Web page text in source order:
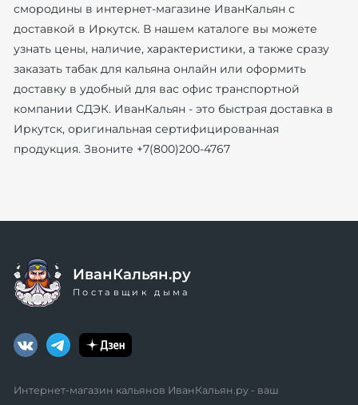
смородины в интернет-магазине ИванКальян с
доставкой в Иркутск. В нашем каталоге вы можете
узнать цены, наличие, характеристики, а также сразу
заказать табак для кальяна онлайн или оформить
доставку в удобный для вас офис транспортной
компании СДЭК. ИванКальян - это быстрая доставка в
Иркутск, оригинальная сертифицированная
продукция. Звоните +7(800)200-4767
ИванКальян.ру
Поставщик дыма
Интернет-магазин кальянов ИванКальян.ру - ваш